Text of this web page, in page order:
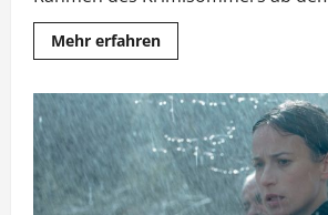
Mehr erfahrenMehr
Informationen
würdigt
Filmemacher
Markus
Fischer
zum
70.
Geburtstag